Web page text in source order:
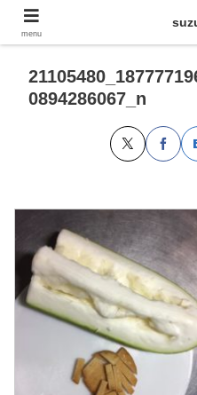
0894286067_n
menu